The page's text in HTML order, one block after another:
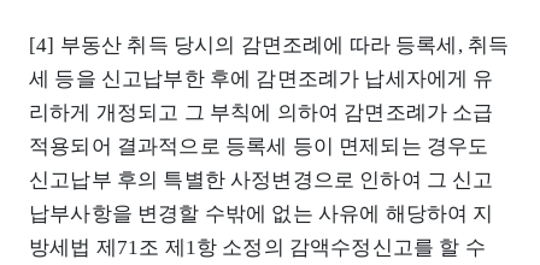
[4] 부동산 취득 당시의 감면조례에 따라 등록세, 취득
세 등을 신고납부한 후에 감면조례가 납세자에게 유
리하게 개정되고 그 부칙에 의하여 감면조례가 소급
적용되어 결과적으로 등록세 등이 면제되는 경우도
신고납부 후의 특별한 사정변경으로 인하여 그 신고
납부사항을 변경할 수밖에 없는 사유에 해당하여 지
방세법 제71조 제1항 소정의 감액수정신고를 할 수